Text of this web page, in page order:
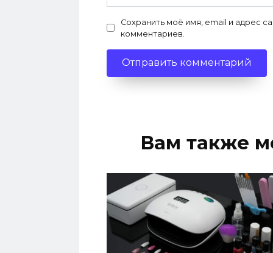
Сохранить моё имя, email и адрес
комментариев.
Вам также